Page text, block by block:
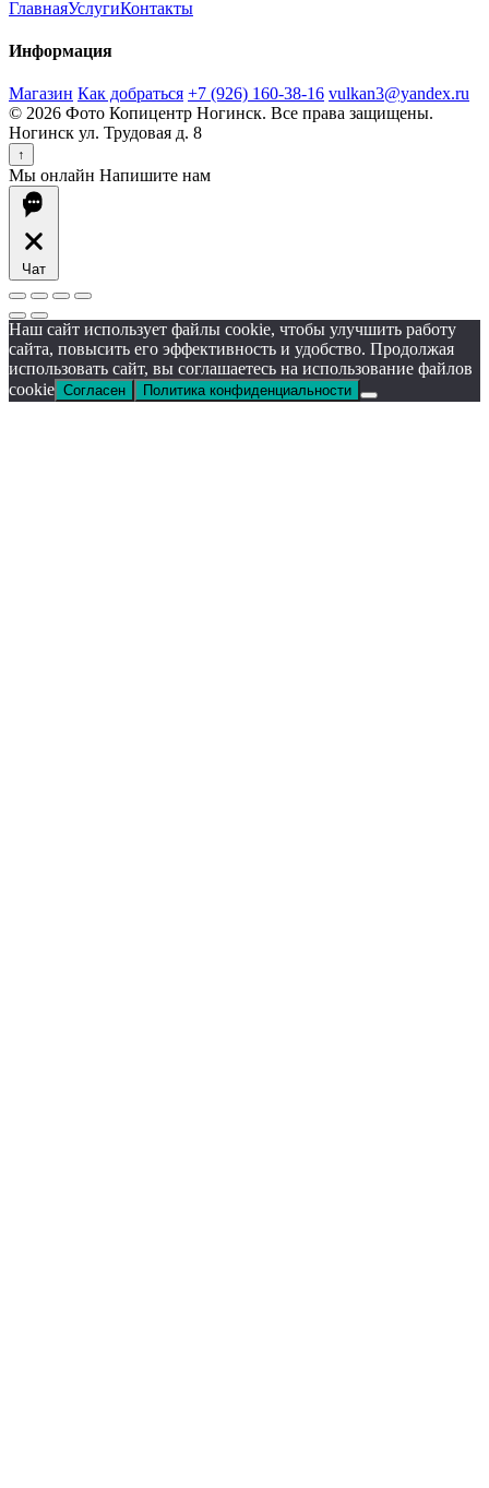
ГлавнаяУслугиКонтакты
Информация
Магазин Как добраться +7 (926) 160-38-16 vulkan3@yandex.ru
© 2026 Фото Копицентр Ногинск. Все права защищены.
Ногинск ул. Трудовая д. 8
↑
Мы онлайн Напишите нам
Чат
Наш сайт использует файлы cookie, чтобы улучшить работу
сайта, повысить его эффективность и удобство. Продолжая
использовать сайт, вы соглашаетесь на использование файлов
cookie Согласен Политика конфиденциальности